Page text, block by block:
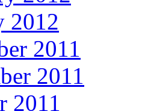
2012
2011
2011
2011